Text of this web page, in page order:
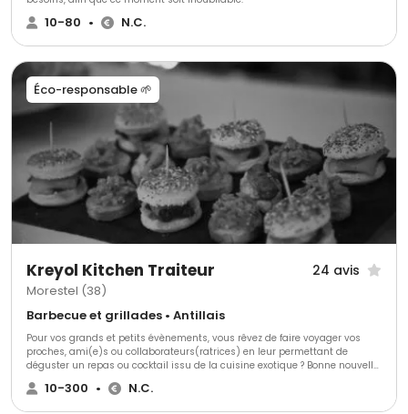
10-80 • N.C.
Éco-responsable 🌱
Kreyol Kitchen Traiteur 24 avis
Morestel (38)
Barbecue et grillades • Antillais
Pour vos grands et petits évènements, vous rêvez de faire voyager vos
proches, ami(e)s ou collaborateurs(ratrices) en leur permettant de
déguster un repas ou cocktail issu de la cuisine exotique ? Bonne nouvelle,
vous proposant des saveurs du monde, KREYOL KITCHEN TRAITEUR vous
offre ses prestations. Créée en 2012 par un passionné du monde et de ses
10-300 • N.C.